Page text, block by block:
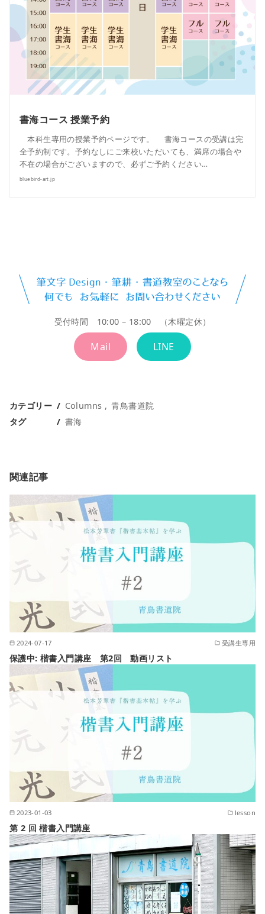
書海コース 授業予約
本科生専用の授業予約ページです。 書海コースの受講は完
全予約制です。予約なしにご来校いただいても、満席の場合や
不在の場合がございますので、必ずご予約ください…
bluebird-art.jp
受付時間 10:00 – 18:00 （木曜定休）
Mail LINE
カテゴリー Columns
青鳥書道院
タグ
書海
関連記事
2024-07-17 受講生専用
保護中: 楷書入門講座 第2回 動画リスト
2023-01-03 lesson
第 2 回 楷書入門講座